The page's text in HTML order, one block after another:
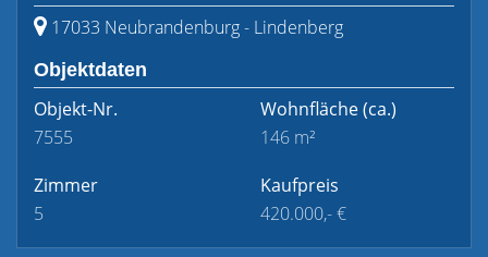
17033 Neubrandenburg - Lindenberg
Objektdaten
Objekt-Nr.
7555
Wohnfläche(ca.)
146 m²
Zimmer
5
Kaufpreis
420.000,- €